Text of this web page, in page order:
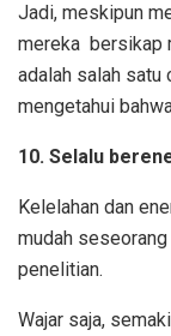
Jadi, meskipun
mereka bersikap
adalah salah satu
mengetahui
10. Selalu
Kelelahan dan
mudah seseorang
penelitian.
Wajar saja,